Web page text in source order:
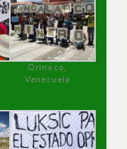
Orinoco,
Venezuela